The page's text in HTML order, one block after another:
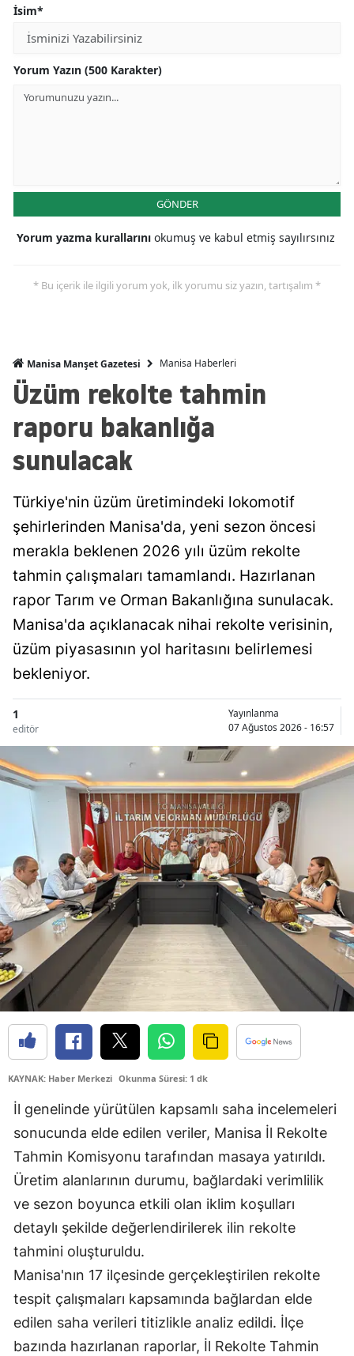
İsim*
Yorum Yazın (500 Karakter)
GÖNDER
Yorum yazma kurallarını okumuş ve kabul etmiş sayılırsınız
* Bu içerik ile ilgili yorum yok, ilk yorumu siz yazın, tartışalım *
Manisa Manşet Gazetesi Manisa Haberleri
Üzüm rekolte tahmin
raporu bakanlığa
sunulacak
Türkiye'nin üzüm üretimindeki lokomotif
şehirlerinden Manisa'da, yeni sezon öncesi
merakla beklenen 2026 yılı üzüm rekolte
tahmin çalışmaları tamamlandı. Hazırlanan
rapor Tarım ve Orman Bakanlığına sunulacak.
Manisa'da açıklanacak nihai rekolte verisinin,
üzüm piyasasının yol haritasını belirlemesi
bekleniyor.
1
editör
Yayınlanma
07 Ağustos 2026 - 16:57
KAYNAK: Haber Merkezi Okunma Süresi: 1 dk
İl genelinde yürütülen kapsamlı saha incelemeleri
sonucunda elde edilen veriler, Manisa İl Rekolte
Tahmin Komisyonu tarafından masaya yatırıldı.
Üretim alanlarının durumu, bağlardaki verimlilik
ve sezon boyunca etkili olan iklim koşulları
detaylı şekilde değerlendirilerek ilin rekolte
tahmini oluşturuldu.
Manisa'nın 17 ilçesinde gerçekleştirilen rekolte
tespit çalışmaları kapsamında bağlardan elde
edilen saha verileri titizlikle analiz edildi. İlçe
bazında hazırlanan raporlar, İl Rekolte Tahmin